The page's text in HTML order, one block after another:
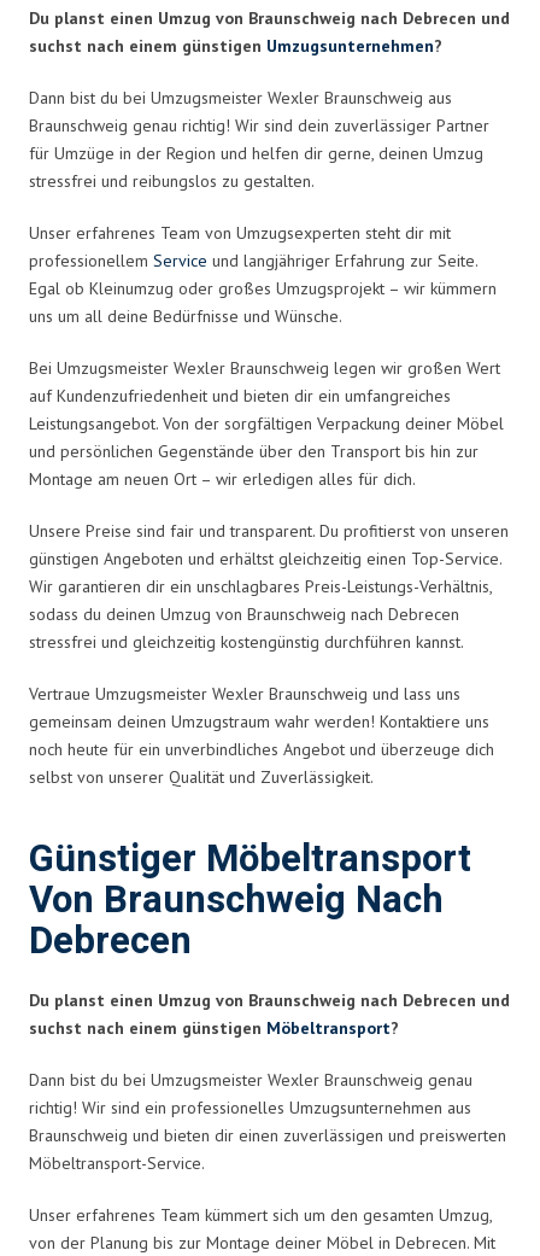
Du planst einen Umzug von Braunschweig nach Debrecen und
suchst nach einem günstigen Umzugsunternehmen?
Dann bist du bei Umzugsmeister Wexler Braunschweig aus
Braunschweig genau richtig! Wir sind dein zuverlässiger Partner
für Umzüge in der Region und helfen dir gerne, deinen Umzug
stressfrei und reibungslos zu gestalten.
Unser erfahrenes Team von Umzugsexperten steht dir mit
professionellem Service und langjähriger Erfahrung zur Seite.
Egal ob Kleinumzug oder großes Umzugsprojekt – wir kümmern
uns um all deine Bedürfnisse und Wünsche.
Bei Umzugsmeister Wexler Braunschweig legen wir großen Wert
auf Kundenzufriedenheit und bieten dir ein umfangreiches
Leistungsangebot. Von der sorgfältigen Verpackung deiner Möbel
und persönlichen Gegenstände über den Transport bis hin zur
Montage am neuen Ort – wir erledigen alles für dich.
Unsere Preise sind fair und transparent. Du profitierst von unseren
günstigen Angeboten und erhältst gleichzeitig einen Top-Service.
Wir garantieren dir ein unschlagbares Preis-Leistungs-Verhältnis,
sodass du deinen Umzug von Braunschweig nach Debrecen
stressfrei und gleichzeitig kostengünstig durchführen kannst.
Vertraue Umzugsmeister Wexler Braunschweig und lass uns
gemeinsam deinen Umzugstraum wahr werden! Kontaktiere uns
noch heute für ein unverbindliches Angebot und überzeuge dich
selbst von unserer Qualität und Zuverlässigkeit.
Günstiger Möbeltransport
Von Braunschweig Nach
Debrecen
Du planst einen Umzug von Braunschweig nach Debrecen und
suchst nach einem günstigen Möbeltransport?
Dann bist du bei Umzugsmeister Wexler Braunschweig genau
richtig! Wir sind ein professionelles Umzugsunternehmen aus
Braunschweig und bieten dir einen zuverlässigen und preiswerten
Möbeltransport-Service.
Unser erfahrenes Team kümmert sich um den gesamten Umzug,
von der Planung bis zur Montage deiner Möbel in Debrecen. Mit